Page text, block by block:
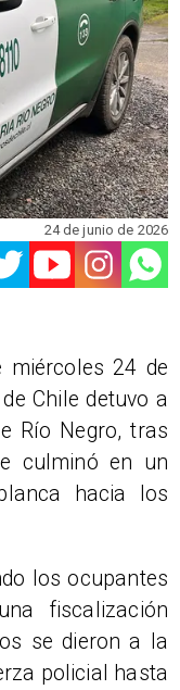
24 de junio de 2026
miércoles 24 de
Chile detuvo a
Río Negro, tras
culminó en un
hacia los
los ocupantes
fiscalización
se dieron a la
policial hasta